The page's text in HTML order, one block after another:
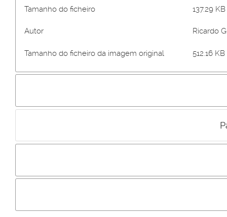
Tamanho do ficheiro 137.29
Autor Ricardo
Tamanho do ficheiro da imagem original 512.16
Incluir imagem :
Os
Primeiro autentique-se...